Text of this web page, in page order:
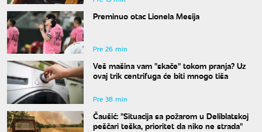
Preminuo otac Lionela Mesija
Pre 26 min
Veš mašina vam "skače" tokom pranja? Uz
ovaj trik centrifuga će biti mnogo tiša
Pre 38 min
Čaušić: "Situacija sa požarom u Deliblatskoj
peščari teška, prioritet da niko ne strada"